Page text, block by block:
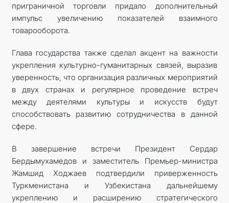
приграничной торговли придало дополнительный
импульс увеличению показателей взаимного
товарооборота.
Глава государства также сделал акцент на важности
укрепления культурно-гуманитарных связей, выразив
уверенность, что организация различных мероприятий
в двух странах и регулярное проведение встреч
между деятелями культуры и искусств будут
способствовать развитию сотрудничества в данной
сфере.
В завершение встречи Президент Сердар
Бердымухамедов и заместитель Премьер-министра
Жамшид Ходжаев подтвердили приверженность
Туркменистана и Узбекистана дальнейшему
укреплению и расширению стратегического